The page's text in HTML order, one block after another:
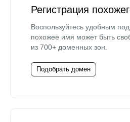
Регистрация
Воспользуйтесь удобным
похожее имя может быть
из 700+ доменных зон.
Подобрать домен